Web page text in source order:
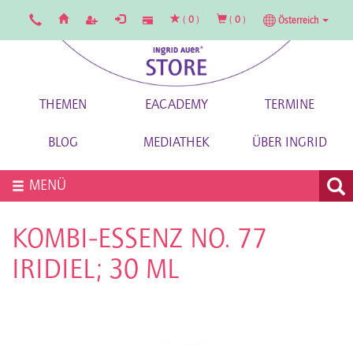
( 0 ) ( 0 ) Österreich
THEMEN EACADEMY TERMINE
BLOG MEDIATHEK ÜBER INGRID
MENÜ
KOMBI-ESSENZ NO. 77
IRIDIEL; 30 ML